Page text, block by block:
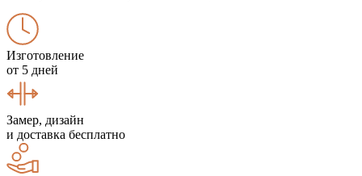
Изготовление
от 5 дней
Замер, дизайн
и доставка бесплатно